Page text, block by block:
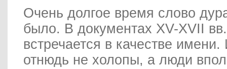
Очень долгое время слово
было. В документах XV-XVII
встречается в качестве
отнюдь не холопы, а люди